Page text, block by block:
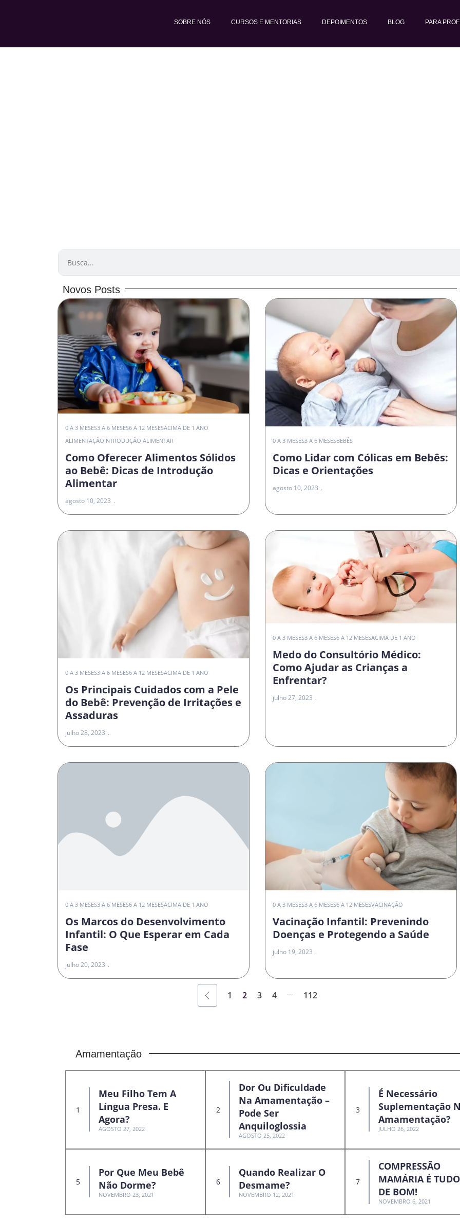
conteúdo
SOBRE NÓS CURSOS E MENTORIAS DEPOIMENTOS BLOG PARA
PESQUISAR
Novos Posts
0 A 3 MESES3 A 6 MESES6 A 12 MESESACIMA DE 1 ANO
ALIMENTAÇÃOINTRODUÇÃO ALIMENTAR
Como Oferecer Alimentos Sólidos
ao Bebê: Dicas de Introdução
Alimentar
agosto 10, 2023
0 A 3 MESES3 A 6 MESESBEBÊS
Como Lidar com Cólicas em Bebês:
Dicas e Orientações
agosto 10, 2023
0 A 3 MESES3 A 6 MESES6 A 12 MESESACIMA DE 1 ANO
Os Principais Cuidados com a Pele
do Bebê: Prevenção de Irritações e
Assaduras
julho 28, 2023
0 A 3 MESES3 A 6 MESES6 A 12 MESESACIMA DE 1 ANO
Medo do Consultório Médico:
Como Ajudar as Crianças a
Enfrentar?
julho 27, 2023
0 A 3 MESES3 A 6 MESES6 A 12 MESESACIMA DE 1 ANO
Os Marcos do Desenvolvimento
Infantil: O Que Esperar em Cada
Fase
julho 20, 2023
0 A 3 MESES3 A 6 MESES6 A 12 MESESVACINAÇÃO
Vacinação Infantil: Prevenindo
Doenças e Protegendo a Saúde
julho 19, 2023
1 2 3 4 ... 112
Amamentação
Meu Filho Tem A
Língua Presa. E
Agora?
AGOSTO 27, 2022
Dor Ou Dificuldade
Na Amamentação –
Pode Ser
Anquiloglossia
AGOSTO 25, 2022
É Necessário
Suplementação
Amamentação?
JULHO 26, 2022
Por Que Meu Bebê
Não Dorme?
NOVEMBRO 23, 2021
Quando Realizar O
Desmame?
NOVEMBRO 12, 2021
COMPRESSÃO
MAMÁRIA É TUDO
DE BOM!
NOVEMBRO 6, 2021